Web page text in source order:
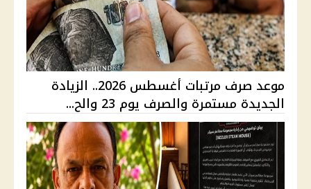
موعد صرف مرتبات أغسطس 2026.. الزيادة
الجديدة مستمرة والصرف يوم 23 والح...